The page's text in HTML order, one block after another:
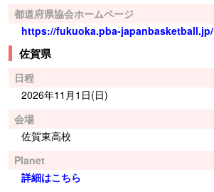
都道府県協会ホームページ
https://fukuoka.pba-japanbasketball.jp/
佐賀県
日程
2026年11月1日(日)
会場
佐賀東高校
Planet
詳細はこちら